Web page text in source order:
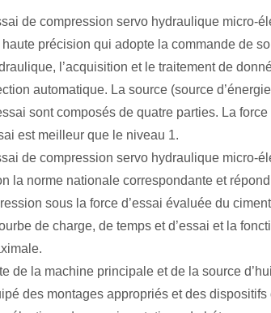
de compression servo hydraulique micro-
précision qui adopte la commande de
l’acquisition et le traitement de
automatique. La source (source
sont composés de quatre parties. La
est meilleur que le niveau 1.
de compression servo hydraulique
la norme nationale correspondante et
sous la force d’essai évaluée du
de charge, de temps et d’essai et la
de la machine principale et de la source
des montages appropriés et des